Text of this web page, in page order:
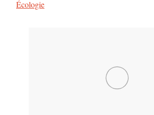
Par rapport à
Écologie